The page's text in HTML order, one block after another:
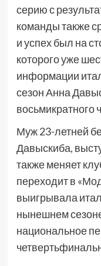
серию с
команды также
и успех был на
которого уже
информации
сезон Анна
восьмикратного
Муж 23-летней
Давыскиба,
также меняет
переходит в
выигрывала
нынешнем
национальное